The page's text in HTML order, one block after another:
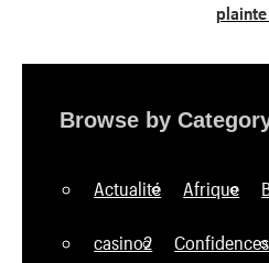
plainte
Browse by
Actualité Afrique
casino2 Confidences